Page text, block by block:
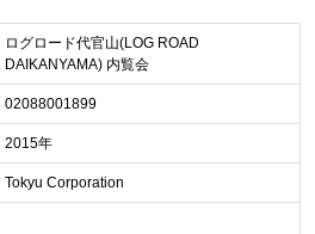
ログロード代官山(LOG ROAD
DAIKANYAMA) 内覧会
02088001899
2015年
Tokyu Corporation